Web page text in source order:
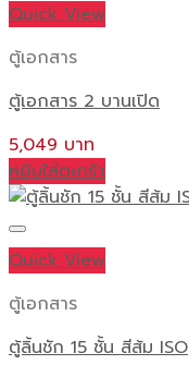
Quick View
ตู้เอกสาร
ตู้เอกสาร 2 บานเปิด
5,049
หยิบใส่ตะกร้า
Quick View
ตู้เอกสาร
ตู้ลิ้นชัก 15 ชั้น สีส้ม ISO